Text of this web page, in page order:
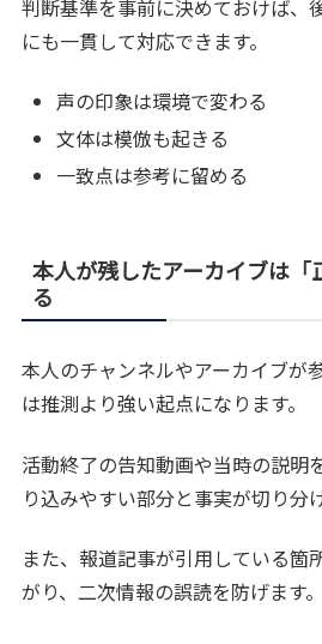
判断基準を事前に決めておけば、
にも一貫して対応できます。
声の印象は環境で変わる
文体は模倣も起きる
一致点は参考に留める
本人が残したアーカイブは「
る
本人のチャンネルやアーカイブが
は推測より強い起点になります。
活動終了の告知動画や当時の説明
り込みやすい部分と事実が切り分
また、報道記事が引用している箇
がり、二次情報の誤読を防げます。